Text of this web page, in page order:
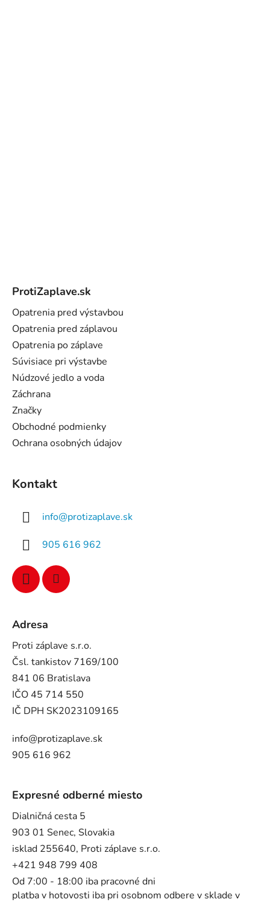
ProtiZaplave.sk
Opatrenia pred výstavbou
Opatrenia pred záplavou
Opatrenia po záplave
Súvisiace pri výstavbe
Núdzové jedlo a voda
Záchrana
Značky
Obchodné podmienky
Ochrana osobných údajov
Kontakt
info@protizaplave.sk
905 616 962
Adresa
Proti záplave s.r.o.
Čsl. tankistov 7169/100
841 06 Bratislava
IČO 45 714 550
IČ DPH SK2023109165
info@protizaplave.sk
905 616 962
Expresné odberné miesto
Dialničná cesta 5
903 01 Senec, Slovakia
isklad 255640, Proti záplave s.r.o.
+421 948 799 408
Od 7:00 - 18:00 iba pracovné dni
platba v hotovosti iba pri osobnom odbere v sklade v